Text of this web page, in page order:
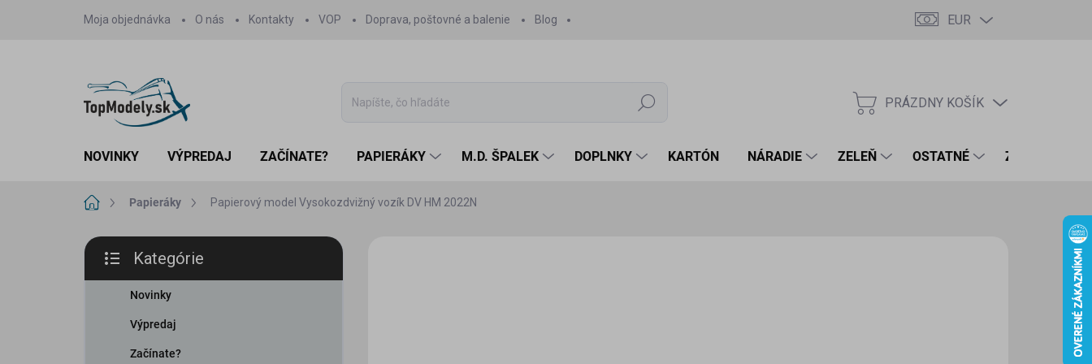
Moja objednávka O nás Kontakty VOP Doprava, poštovné a balenie Blog EUR
Hľadať
NÁKUPNÝ
PRÁZDNY KOŠÍK
NOVINKY VÝPREDAJ ZAČÍNATE? PAPIERÁKY M.D. ŠPALEK DOPLNKY KARTÓN NÁRADIE ZELEŇ OSTATNÉ ZNAČKY
DomovPapieráky Papierový model Vysokozdvižný vozík DV HM 2022N
B
č
kategórie
Kategórie
Novinky
Výpredaj
Začínate?